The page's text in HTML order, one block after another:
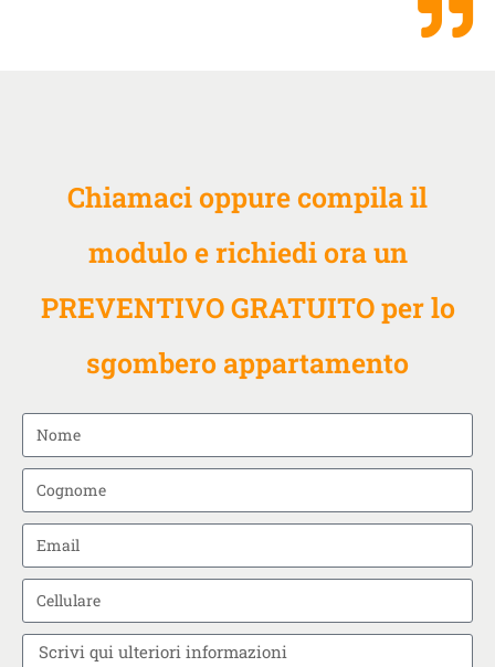
Chiamaci oppure compila il
modulo e richiedi ora un
PREVENTIVO GRATUITO per lo
sgombero appartamento